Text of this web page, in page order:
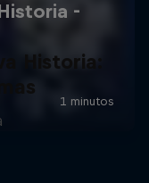
Historia: